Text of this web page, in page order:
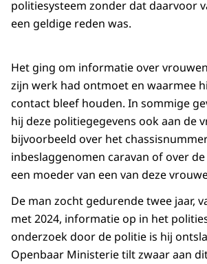
politiesysteem zonder dat daarvoor
een geldige reden was.
Het ging om informatie over
zijn werk had ontmoet en waarmee
contact bleef houden. In sommige
hij deze politiegegevens ook aan de
bijvoorbeeld over het
inbeslaggenomen caravan of over
een moeder van een van deze
De man zocht gedurende twee jaar,
met 2024, informatie op in het
onderzoek door de politie is hij
Openbaar Ministerie tilt zwaar aan